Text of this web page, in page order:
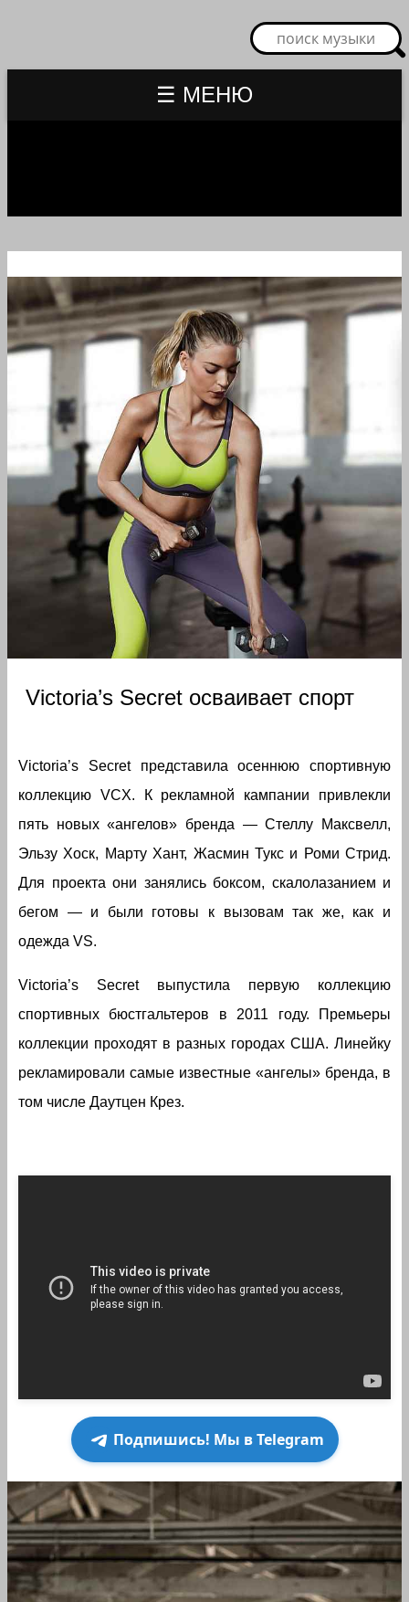
☰ МЕНЮ
Victoria’s Secret осваивает спорт
Victoria’s Secret представила осеннюю спортивную
коллекцию VCX. К рекламной кампании привлекли
пять новых «ангелов» бренда — Стеллу Максвелл,
Эльзу Хоск, Марту Хант, Жасмин Тукс и Роми Стрид.
Для проекта они занялись боксом, скалолазанием и
бегом — и были готовы к вызовам так же, как и
одежда VS.
Victoria’s Secret выпустила первую коллекцию
спортивных бюстгальтеров в 2011 году. Премьеры
коллекции проходят в разных городах США. Линейку
рекламировали самые известные «ангелы» бренда, в
том числе Даутцен Крез.
Подпишись! Мы в Telegram